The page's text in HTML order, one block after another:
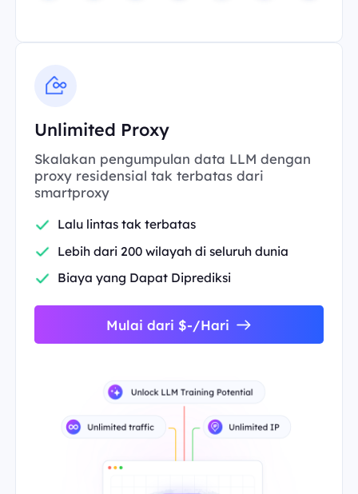
Unlimited Proxy
Skalakan pengumpulan data LLM dengan
proxy residensial tak terbatas dari
smartproxy
Lalu lintas tak terbatas
Lebih dari 200 wilayah di seluruh dunia
Biaya yang Dapat Diprediksi
Mulai dari $-/Hari